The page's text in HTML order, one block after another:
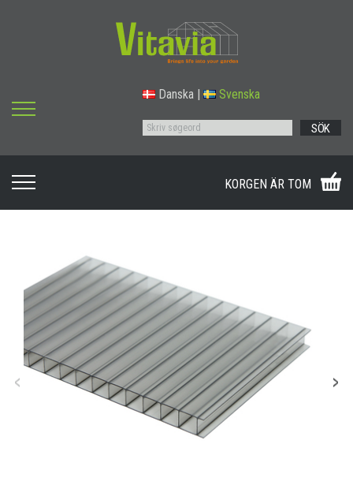
Danska Svenska
SÖK
KORGEN ÄR TOM